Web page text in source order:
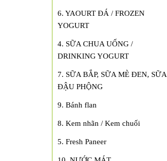
6. YAOURT ĐÁ / FROZEN
YOGURT
4. SỮA CHUA UỐNG /
DRINKING YOGURT
7. SỮA BẮP, SỮA MÈ ĐEN, SỮA
ĐẬU PHỘNG
9. Bánh flan
8. Kem nhãn / Kem chuối
5. Fresh Paneer